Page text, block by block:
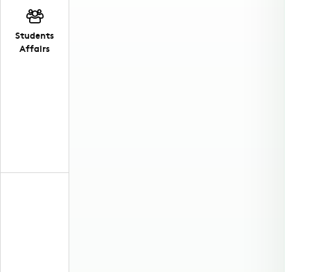
Students
Affairs